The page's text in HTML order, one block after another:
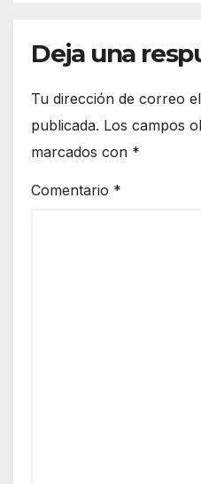
Deja una
Tu dirección de correo
publicada. Los campos
marcados con *
Comentario *